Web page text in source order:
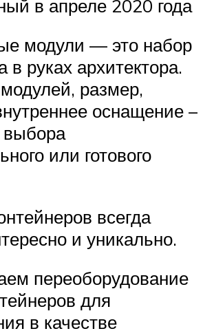
в апреле 2020 года
модули — это набор
в руках архитектора.
размер,
оснащение –
выбора
или готового
всегда
и уникально.
переоборудование
для
в качестве